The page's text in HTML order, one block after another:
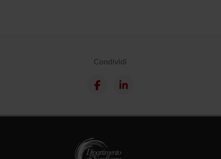
Condividi